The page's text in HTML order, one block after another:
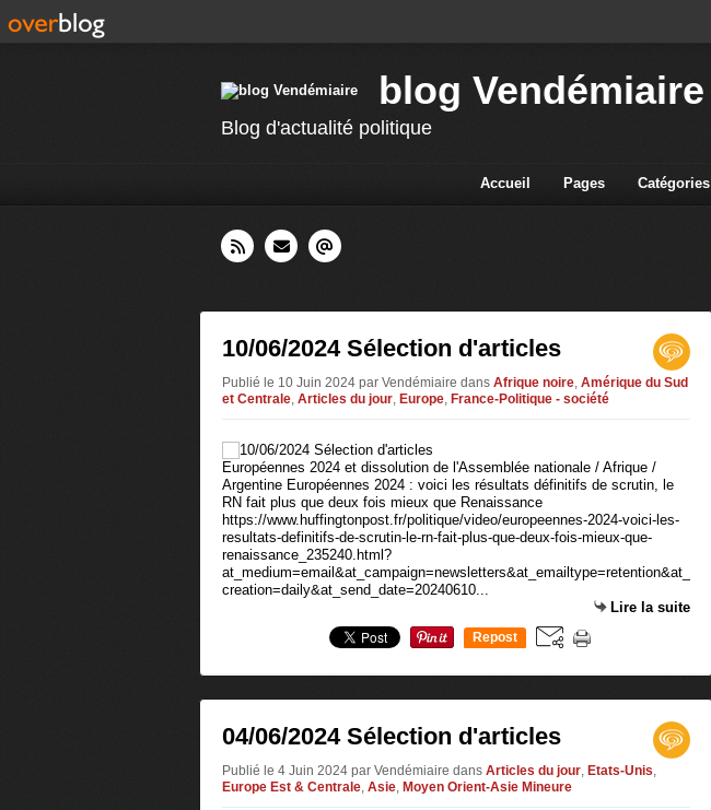
blog Vendémiaire
Blog d'actualité politique
Accueil Pages Catégories
10/06/2024 Sélection d'articles
Publié le 10 Juin 2024 par Vendémiaire dans Afrique noire, Amérique du Sud
et Centrale, Articles du jour, Europe, France-Politique - société
Européennes 2024 et dissolution de l'Assemblée nationale / Afrique /
Argentine Européennes 2024 : voici les résultats définitifs de scrutin, le
RN fait plus que deux fois mieux que Renaissance
https://www.huffingtonpost.fr/politique/video/europeennes-2024-voici-les-
resultats-definitifs-de-scrutin-le-rn-fait-plus-que-deux-fois-mieux-que-
renaissance_235240.html?
at_medium=email&at_campaign=newsletters&at_emailtype=retention&at_
creation=daily&at_send_date=20240610...
Lire la suite
Repost
04/06/2024 Sélection d'articles
Publié le 4 Juin 2024 par Vendémiaire dans Articles du jour, Etats-Unis,
Europe Est & Centrale, Asie, Moyen Orient-Asie Mineure